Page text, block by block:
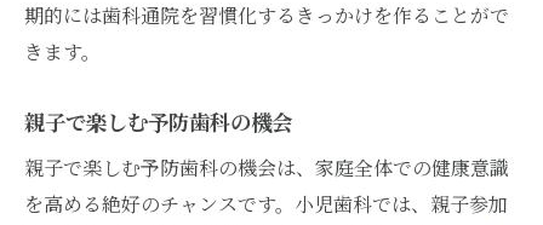
期的には歯科通院を習慣化するきっかけを作ることがで
きます。
親子で楽しむ予防歯科の機会
親子で楽しむ予防歯科の機会は、家庭全体での健康意識
を高める絶好のチャンスです。小児歯科では、親子参加